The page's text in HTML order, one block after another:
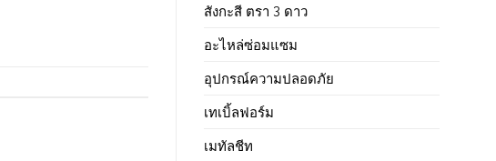
สังกะสี ตรา 3 ดาว
อะไหล่ซ่อมแซม
อุปกรณ์ความปลอดภัย
เทเบิ้ลฟอร์ม
เมทัลชีท